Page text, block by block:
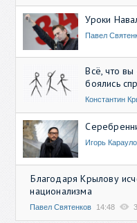
Уроки
Павел
Всё, что
боялись
Константин
Игорь
Благодаря Крылову
национализма
Павел Святенков 14:48